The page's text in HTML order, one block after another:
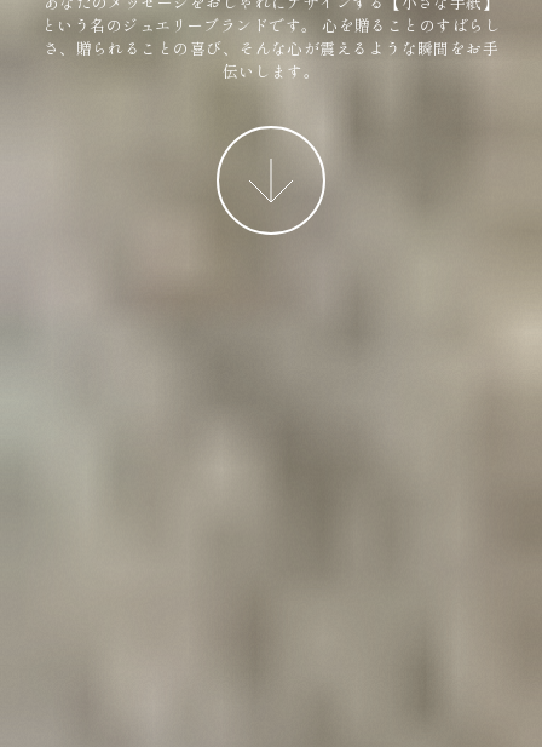
という名のジュエリーブランドです。
心を贈ることのすばらし
さ、贈られることの喜び、そんな心が震えるような瞬間をお手
伝いします。